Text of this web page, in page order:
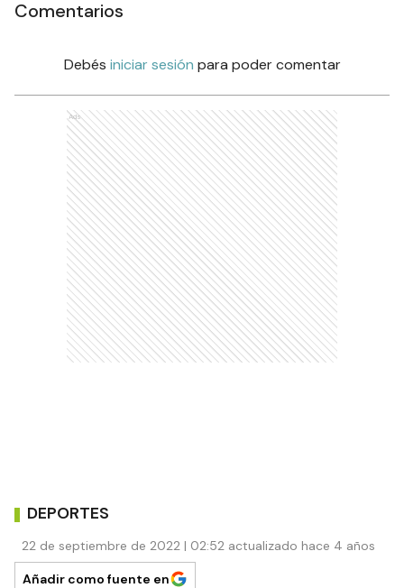
Comentarios
Debés iniciar sesión para poder comentar
Ads
DEPORTES
22 de septiembre de 2022 | 02:52 actualizado hace 4 años
Añadir como fuente en